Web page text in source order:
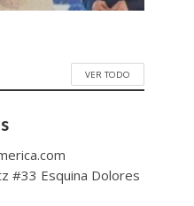
VER TODO
#33 Esquina Dolores